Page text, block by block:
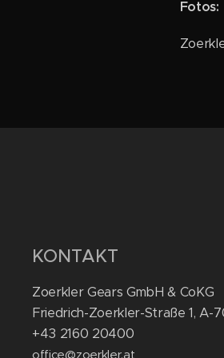
Fotos:
KONTAKT
Zoerkler Gears GmbH & CoKG
Friedrich-Zoerkler-Straße 1, A-
+43 2160 20400
office@zoerkler.at